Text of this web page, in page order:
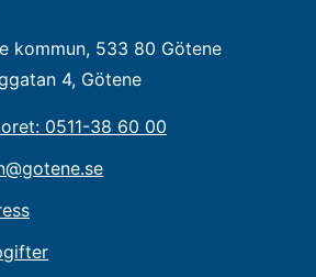
kommun, 533 80 Götene
4, Götene
0511-38 60 00